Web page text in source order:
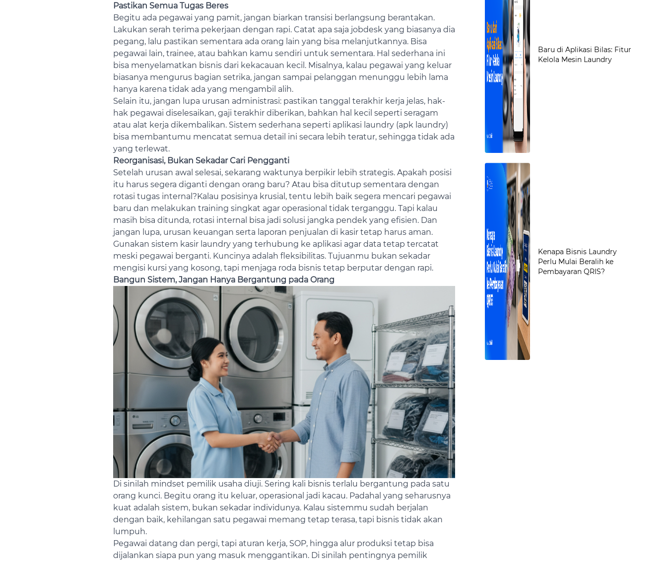
Pastikan Semua Tugas Beres
Begitu ada pegawai yang pamit, jangan biarkan transisi berlangsung berantakan.
Lakukan serah terima pekerjaan dengan rapi. Catat apa saja jobdesk yang biasanya dia
pegang, lalu pastikan sementara ada orang lain yang bisa melanjutkannya. Bisa
pegawai lain, trainee, atau bahkan kamu sendiri untuk sementara. Hal sederhana ini
bisa menyelamatkan bisnis dari kekacauan kecil. Misalnya, kalau pegawai yang keluar
biasanya mengurus bagian setrika, jangan sampai pelanggan menunggu lebih lama
hanya karena tidak ada yang mengambil alih.
Selain itu, jangan lupa urusan administrasi: pastikan tanggal terakhir kerja jelas, hak-
hak pegawai diselesaikan, gaji terakhir diberikan, bahkan hal kecil seperti seragam
atau alat kerja dikembalikan. Sistem sederhana seperti aplikasi laundry (apk laundry)
bisa membantumu mencatat semua detail ini secara lebih teratur, sehingga tidak ada
yang terlewat.
Reorganisasi, Bukan Sekadar Cari Pengganti
Setelah urusan awal selesai, sekarang waktunya berpikir lebih strategis. Apakah posisi
itu harus segera diganti dengan orang baru? Atau bisa ditutup sementara dengan
rotasi tugas internal?Kalau posisinya krusial, tentu lebih baik segera mencari pegawai
baru dan melakukan training singkat agar operasional tidak terganggu. Tapi kalau
masih bisa ditunda, rotasi internal bisa jadi solusi jangka pendek yang efisien. Dan
jangan lupa, urusan keuangan serta laporan penjualan di kasir tetap harus aman.
Gunakan sistem kasir laundry yang terhubung ke aplikasi agar data tetap tercatat
meski pegawai berganti. Kuncinya adalah fleksibilitas. Tujuanmu bukan sekadar
mengisi kursi yang kosong, tapi menjaga roda bisnis tetap berputar dengan rapi.
Bangun Sistem, Jangan Hanya Bergantung pada Orang
Di sinilah mindset pemilik usaha diuji. Sering kali bisnis terlalu bergantung pada satu
orang kunci. Begitu orang itu keluar, operasional jadi kacau. Padahal yang seharusnya
kuat adalah sistem, bukan sekadar individunya. Kalau sistemmu sudah berjalan
dengan baik, kehilangan satu pegawai memang tetap terasa, tapi bisnis tidak akan
lumpuh.
Pegawai datang dan pergi, tapi aturan kerja, SOP, hingga alur produksi tetap bisa
dijalankan siapa pun yang masuk menggantikan. Di sinilah pentingnya pemilik
Baru di Aplikasi Bilas: Fitur
Kelola Mesin Laundry
Kenapa Bisnis Laundry
Perlu Mulai Beralih ke
Pembayaran QRIS?